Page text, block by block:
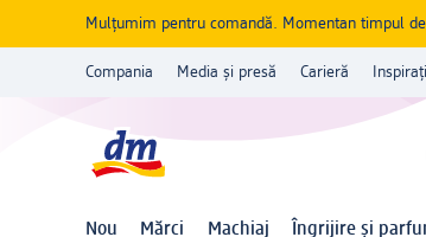
Mulțumim pentru comandă. Momentan timpul
Compania Media și presă Carieră
Nou Mărci Machiaj Îngrijire și